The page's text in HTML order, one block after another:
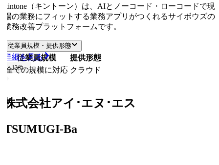
（キントーン）は、AIとノーコード・ローコードで現
の業務にフィットする業務アプリがつくれるサイボウズの
務改善プラットフォームです。
従業員規模・提供形態
従業員規模
提供形態
ての規模に対応 クラウド
細を見る
12位
式会社アイ･エヌ･エス
Ba